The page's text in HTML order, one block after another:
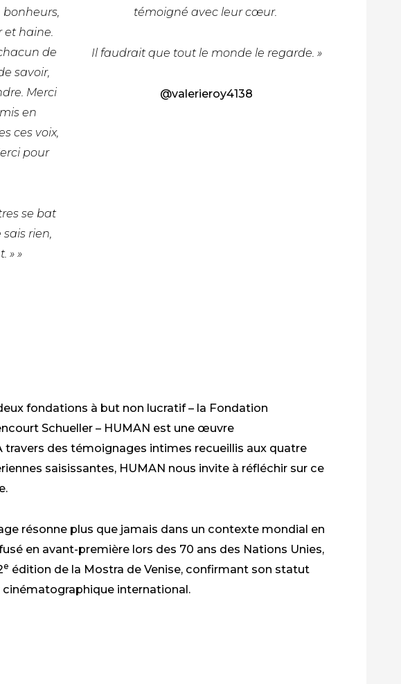
et haine.
de
savoir,
Merci
en
ces voix,
pour
se bat
rien,
» »
témoigné avec leur cœur.
Il faudrait que tout le monde le regarde. »
@valerieroy4138
fondations à but non lucratif – la Fondation
Schueller – HUMAN est une œuvre
des témoignages intimes recueillis aux quatre
saisissantes, HUMAN nous invite à réfléchir sur ce
résonne plus que jamais dans un contexte mondial en
en avant-première lors des 70 ans des Nations Unies,
e édition de la Mostra de Venise, confirmant son statut
international.